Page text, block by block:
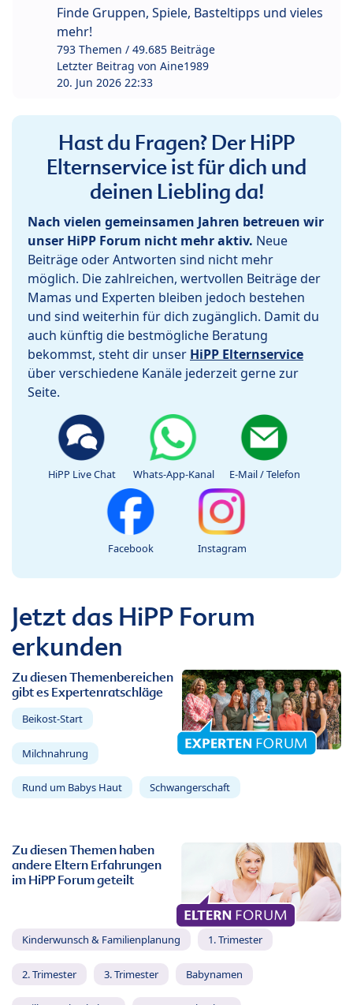
Finde Gruppen, Spiele, Basteltipps und vieles
mehr!
793 Themen / 49.685 Beiträge
Letzter Beitrag von Aine1989
20. Jun 2026 22:33
Hast du Fragen? Der HiPP
Elternservice ist für dich und
deinen Liebling da!
Nach vielen gemeinsamen Jahren betreuen wir
unser HiPP Forum nicht mehr aktiv. Neue
Beiträge oder Antworten sind nicht mehr
möglich. Die zahlreichen, wertvollen Beiträge der
Mamas und Experten bleiben jedoch bestehen
und sind weiterhin für dich zugänglich. Damit du
auch künftig die bestmögliche Beratung
bekommst, steht dir unser HiPP Elternservice
über verschiedene Kanäle jederzeit gerne zur
Seite.
HiPP Live Chat Whats-App-Kanal E-Mail / Telefon
Facebook Instagram
Jetzt das HiPP Forum
erkunden
Zu diesen Themenbereichen
gibt es Expertenratschläge
Beikost-Start
Milchnahrung
Rund um Babys Haut Schwangerschaft
Zu diesen Themen haben
andere Eltern Erfahrungen
im HiPP Forum geteilt
Kinderwunsch & Familienplanung 1. Trimester
2. Trimester 3. Trimester Babynamen